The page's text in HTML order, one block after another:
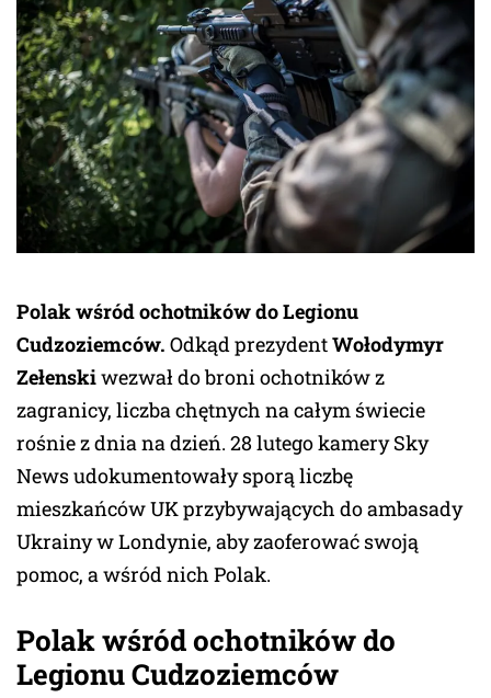
Polak wśród ochotników do Legionu
Cudzoziemców. Odkąd prezydentWołodymyr
Zełenskiwezwał do broni ochotników z
zagranicy, liczba chętnych na całym świecie
rośnie z dnia na dzień. 28 lutego kamery Sky
News udokumentowały sporą liczbę
mieszkańców UK przybywających do ambasady
Ukrainy w Londynie, aby zaoferować swoją
pomoc, a wśród nich Polak.
Polak wśród ochotników do
Legionu Cudzoziemców